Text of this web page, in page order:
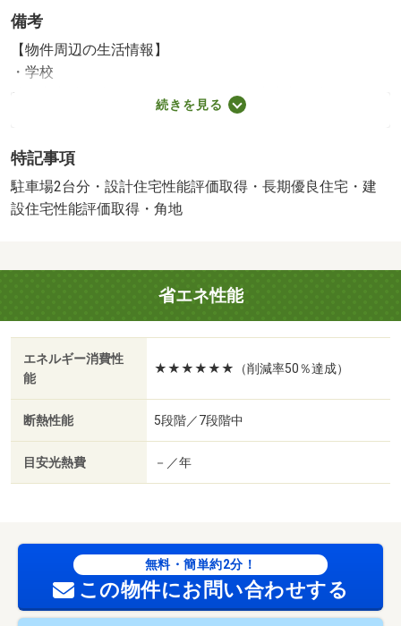
備考
【物件周辺の生活情報】
・学校
草加市立清門小学校（1,400m）、草加市立新栄中学校
路部分７．５３平米含む 建物面積：車庫部分面積７．４
５平米、インナーバルコニー面積３．７２平米含む その
他こだわり：複層ガラス 【設備・特記事項備考】耐震構
建築確認：有/NO.第２５ＵＤＩ１Ｗ建１１２７８号
販売戸数：1戸
述べ床面積：109.36m2／南東
法令等制限：草加市新善町 全８棟 ５号棟 【協定道
路】敷地面積に含む ５号棟７．５３ｍ２、７号棟１３．
８号棟 地役権登記費用４万円（税込）がかかります。
続きを見る
特記事項
駐車場2台分・設計住宅性能評価取得・長期優良住宅・建
設住宅性能評価取得・角地
省エネ性能
エネルギー消費性
能
★★★★★★（削減率50％達成）
断熱性能 5段階／7段階中
目安光熱費 －／年
無料・簡単約2分！
この物件にお問い合わせする